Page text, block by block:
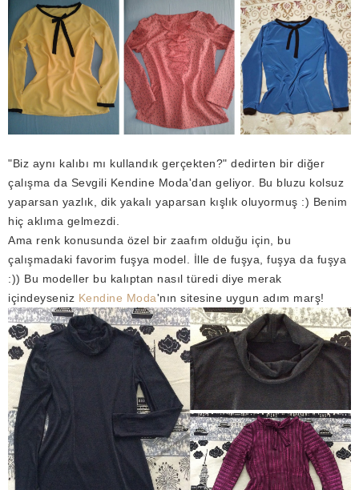
"Biz aynı kalıbı mı kullandık gerçekten?" dedirten bir diğer
çalışma da Sevgili Kendine Moda'dan geliyor. Bu bluzu kolsuz
yaparsan yazlık, dik yakalı yaparsan kışlık oluyormuş :) Benim
hiç aklıma gelmezdi.
Ama renk konusunda özel bir zaafım olduğu için, bu
çalışmadaki favorim fuşya model. İlle de fuşya, fuşya da fuşya
:)) Bu modeller bu kalıptan nasıl türedi diye merak
içindeyseniz Kendine Moda'nın sitesine uygun adım marş!